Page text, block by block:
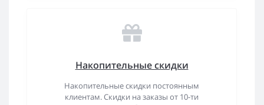
Накопительные скидки
Накопительные скидки постоянным
клиентам. Скидки на заказы от 10-ти